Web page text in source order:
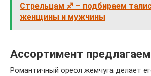
Стрельцам ♐ – подбираем
женщины и мужчины
Ассортимент
Романтичный ореол жемчуга делает